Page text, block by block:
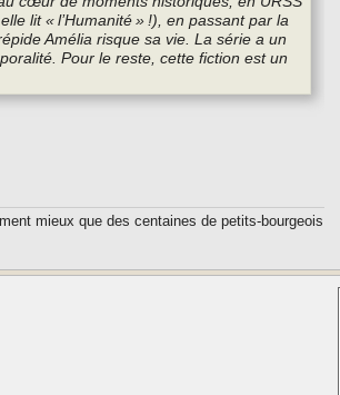
lit « l’Humanité » !), en passant par la
Amélia risque sa vie. La série a un
Pour le reste, cette fiction est un
mieux que des centaines de petits-bourgeois